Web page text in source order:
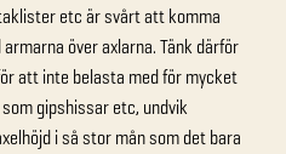
etc är svårt att komma
över axlarna. Tänk därför
att inte belasta med för mycket
gipshissar etc, undvik
i så stor mån som det bara